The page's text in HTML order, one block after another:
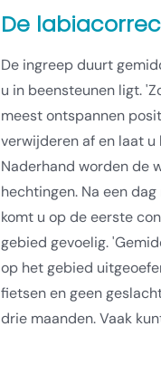
De
De ingreep duurt
u in beensteunen ligt.
meest ontspannen
verwijderen af en laat u
Naderhand worden de
hechtingen. Na een
komt u op de eerste
gebied gevoelig.
op het gebied
fietsen en geen
drie maanden. Vaak